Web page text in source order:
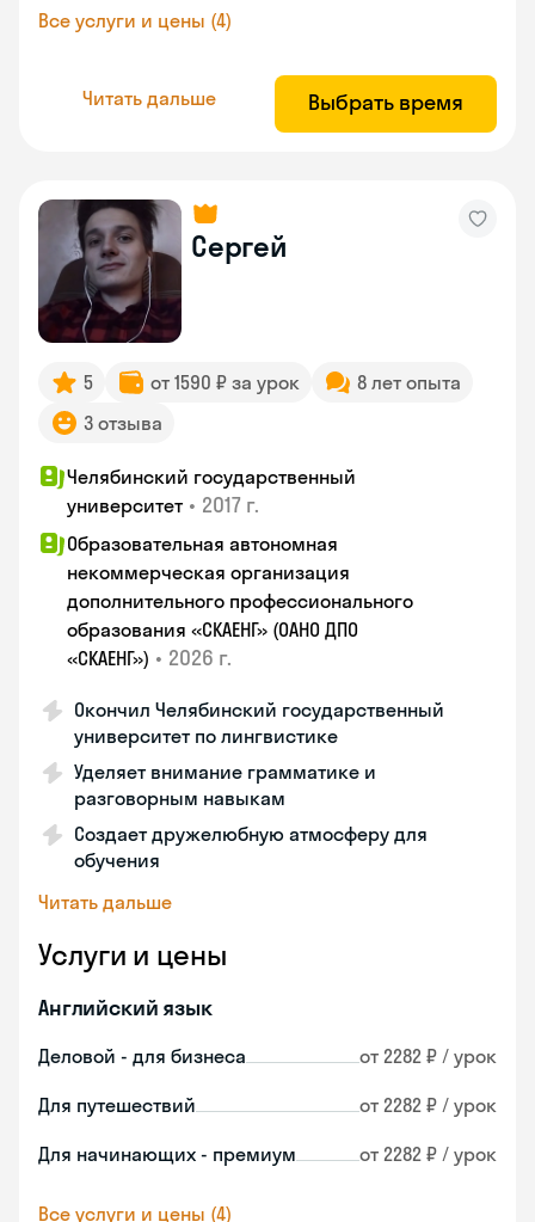
Все услуги и цены (4)
Читать дальше Выбрать время
Сергей
5 от 1590 ₽ за урок
8 лет опыта
3 отзыва
Челябинский государственный
университет • 2017 г.
Образовательная автономная
некоммерческая организация
дополнительного профессионального
образования «СКАЕНГ» (ОАНО ДПО
«СКАЕНГ») • 2026 г.
Окончил Челябинский государственный
университет по лингвистике
Уделяет внимание грамматике и
разговорным навыкам
Создает дружелюбную атмосферу для
обучения
Читать дальше
Услуги и цены
Английский язык
Деловой - для бизнеса от 2282 ₽ / урок
Для путешествий от 2282 ₽ / урок
Для начинающих - премиум от 2282 ₽ / урок
Все услуги и цены (4)